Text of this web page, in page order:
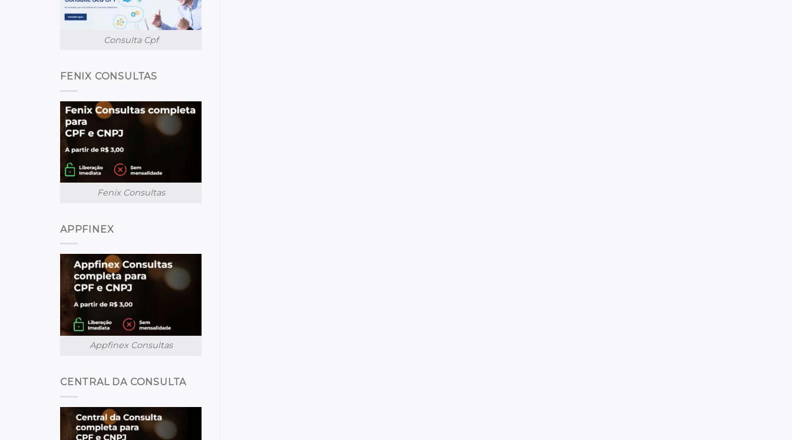
Consulta Cpf
FENIX CONSULTAS
Fenix Consultas
APPFINEX
Appfinex Consultas
CENTRAL DA CONSULTA